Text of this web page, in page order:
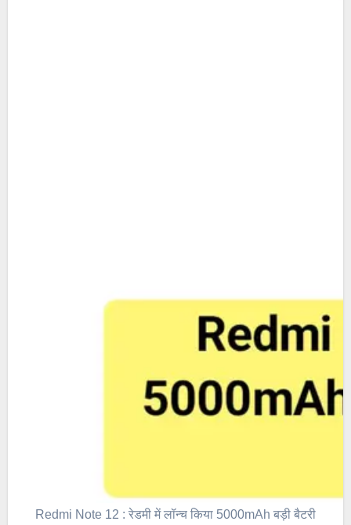
Redmi Note 12 : रेडमी में लॉन्च किया 5000mAh बड़ी बैटरी